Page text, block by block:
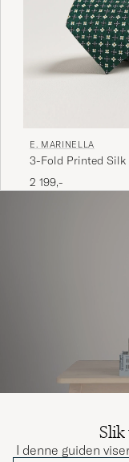
E. MARINELLA
3-Fold Printed Silk
2 199,-
Slik
I denne guiden